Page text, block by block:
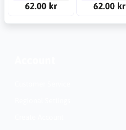
62.00 kr
62.00 kr